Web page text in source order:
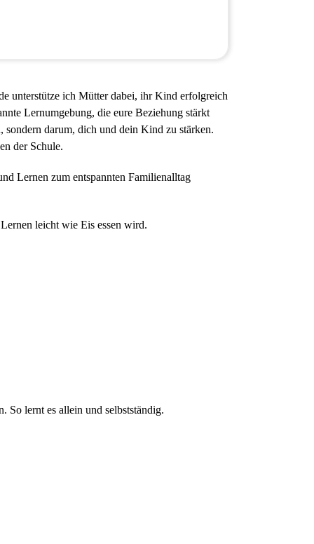
unterstütze ich Mütter dabei, ihr Kind erfolgreich
Lernumgebung, die eure Beziehung stärkt
darum, dich und dein Kind zu stärken.
der Schule.
Lernen zum entspannten Familienalltag
leicht wie Eis essen wird.
So lernt es allein und selbstständig.